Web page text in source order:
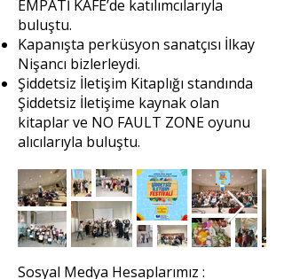
EMPATİ KAFE’de katılımcılarıyla
buluştu.
Kapanışta perküsyon sanatçısı İlkay
Nişancı bizlerleydi.
Şiddetsiz İletişim Kitaplığı standında
Şiddetsiz İletişime kaynak olan
kitaplar ve NO FAULT ZONE oyunu
alıcılarıyla buluştu.
Sosyal Medya Hesaplarımız :